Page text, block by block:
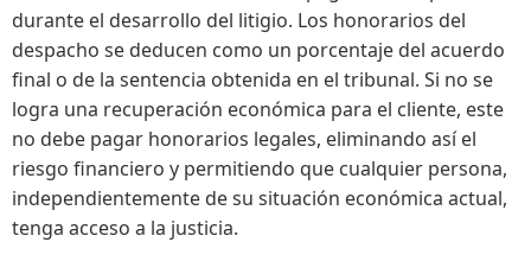
durante el desarrollo del litigio. Los honorarios del
despacho se deducen como un porcentaje del acuerdo
final o de la sentencia obtenida en el tribunal. Si no se
logra una recuperación económica para el cliente, este
no debe pagar honorarios legales, eliminando así el
riesgo financiero y permitiendo que cualquier persona,
independientemente de su situación económica actual,
tenga acceso a la justicia.